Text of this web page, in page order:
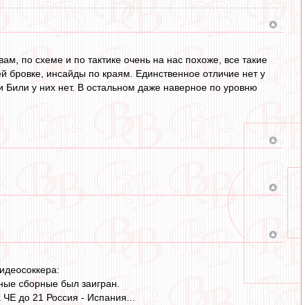
по схеме и по тактике очень на нас похоже, все такие
инсайды по краям. Единственное отличие нет у
у них нет. В остальном даже наверное по уровню
сборные был заигран.
ЧЕ до 21 Россия - Испания...